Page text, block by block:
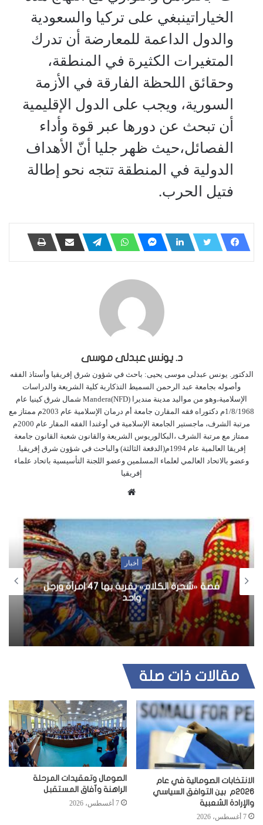
الخياراتينبغي على تركيا والسعودية
والدول الداعمة للمعارضة أن تدرك
المتغيرات الكثيرة في المنطقة،
وحقائق اللحظة الفارقة في الأزمة
السورية، ويجب على الدول الإقليمية
أن تبحث عن دورها عبر قوة وأداء
الفصائل،حيث ظهر جليا أنّ الأهداف
الدولية في المنطقة تتجه نحو إطالة
فتيل الحرب.
د. يونس عبدلى موسى
الدكتور. يونس عبدلى موسى يحيى: باحث في شؤون شرق إفريقيا وأستاذ الفقه
وأصوله بجامعة عبد الرحمن السميط التذكارية كلية الشريعة والدراسات
الإسلامية،وهو من مواليد مدينة منديرا Mandera(NFD) شمال شرق كينيا عام
1/8/1968م دكتوراه فقه المقارن جامعة أم درمان الإسلامية عام 2003م ممتاز مع
مرتبة الشرف، ماجستير الجامعة الإسلامية في أوغندا الفقه المقار عام 2000م
ممتاز مع مرتبة الشرف ،البكالوريوس الشريعة والقانون شعبة القانون جامعة
إفريقا العالمية عام 1994م(الدفعة الثالثة) والباحث في شؤون شرق إفريقيا.
وعضو بالاتحاد العالمي لعلماء المسلمين وعضو اللجنة التأسيسية باتحاد علماء
إفريقيا
ق
ل
و
ي
ب
أخبار
قصة «شجرة الكلام» بقرية بها 47 امرأة ورجل
واحد
مقالات ذات صلة
الانتخابات الصومالية في عام
2026م بين التوافق السياسي
والإرادة الشعبية
7 أغسطس، 2026
الصومال وتعقيدات المرحلة
الراهنة وآفاق المستقبل
7 أغسطس، 2026